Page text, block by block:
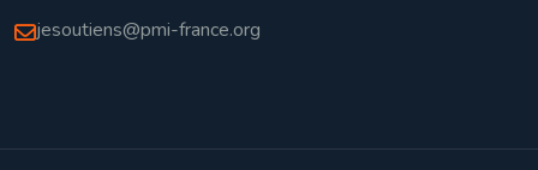
jesoutiens@pmi-france.org